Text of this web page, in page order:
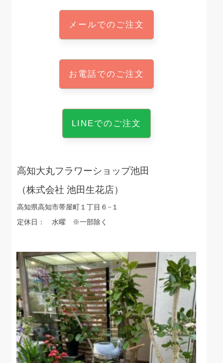
メールでのご注文
お電話でのご注文
LINEでのご注文
高知大丸フラワーショップ池田
（株式会社 池田生花店）
高知県高知市帯屋町１丁目６−１
定休日： 水曜 ※一部除く